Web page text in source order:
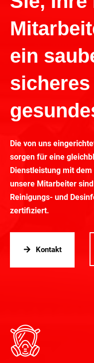
ein
Die von uns
sorgen für eine
Dienstleistung mit
unsere Mitarbeiter
Reinigungs- und
zertifiziert.
Kontakt